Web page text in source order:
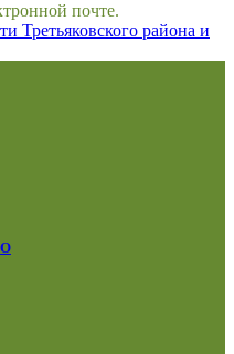
почте.
Третьяковского района и